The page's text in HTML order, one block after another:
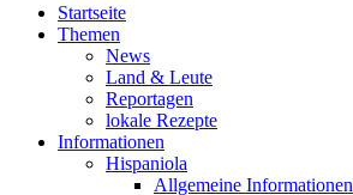
Startseite
Themen
News
Land & Leute
Reportagen
lokale Rezepte
Informationen
Hispaniola
Allgemeine Informationen